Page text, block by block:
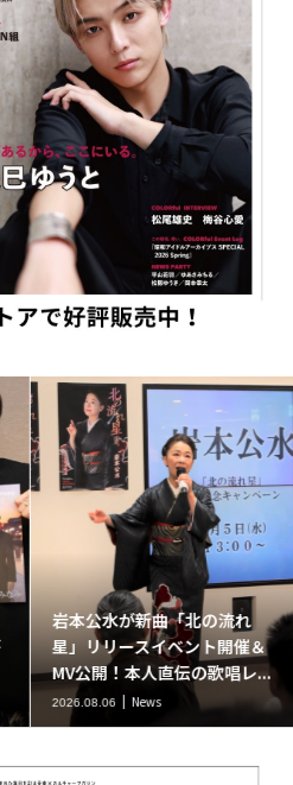
岩本公水が新曲「北の流れ
星」リリースイベント開催＆
MV公開！本人直伝の歌唱レ...
2026.08.06 News